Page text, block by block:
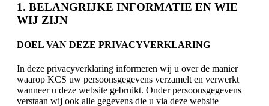
1. BELANGRIJKE INFORMATIE EN WIE
WIJ ZIJN
DOEL VAN DEZE PRIVACYVERKLARING
In deze privacyverklaring informeren wij u over de manier
waarop KCS uw persoonsgegevens verzamelt en verwerkt
wanneer u deze website gebruikt. Onder persoonsgegevens
verstaan wij ook alle gegevens die u via deze website